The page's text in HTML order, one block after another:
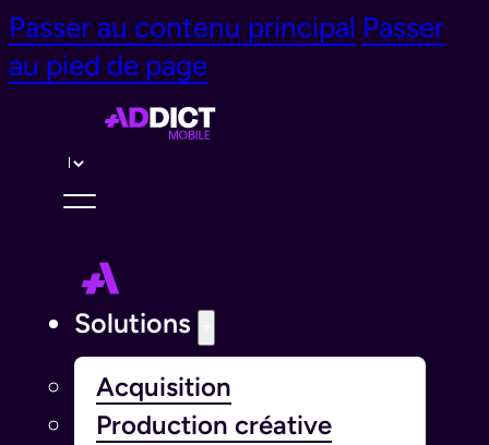
Passer au contenu principal Passer
au pied de page
Langue￰
Solutions
Acquisition
Production créative